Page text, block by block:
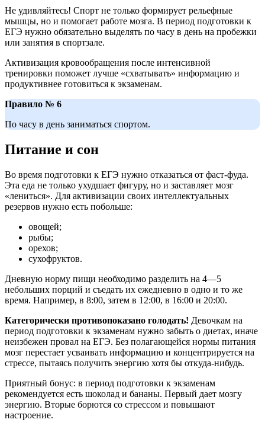
Не удивляйтесь! Спорт не только формирует рельефные
мышцы, но и помогает работе мозга. В период подготовки к
ЕГЭ нужно обязательно выделять по часу в день на пробежки
или занятия в спортзале.
Активизация кровообращения после интенсивной
тренировки поможет лучше «схватывать» информацию и
продуктивнее готовиться к экзаменам.
Правило № 6
По часу в день заниматься спортом.
Питание и сон
Во время подготовки к ЕГЭ нужно отказаться от фаст-фуда.
Эта еда не только ухудшает фигуру, но и заставляет мозг
«лениться». Для активизации своих интеллектуальных
резервов нужно есть побольше:
овощей;
рыбы;
орехов;
сухофруктов.
Дневную норму пищи необходимо разделить на 4—5
небольших порций и съедать их ежедневно в одно и то же
время. Например, в 8:00, затем в 12:00, в 16:00 и 20:00.
Категорически противопоказано голодать! Девочкам на
период подготовки к экзаменам нужно забыть о диетах, иначе
неизбежен провал на ЕГЭ. Без полагающейся нормы питания
мозг перестает усваивать информацию и концентрируется на
стрессе, пытаясь получить энергию хотя бы откуда-нибудь.
Приятный бонус: в период подготовки к экзаменам
рекомендуется есть шоколад и бананы. Первый дает мозгу
энергию. Вторые борются со стрессом и повышают
настроение.